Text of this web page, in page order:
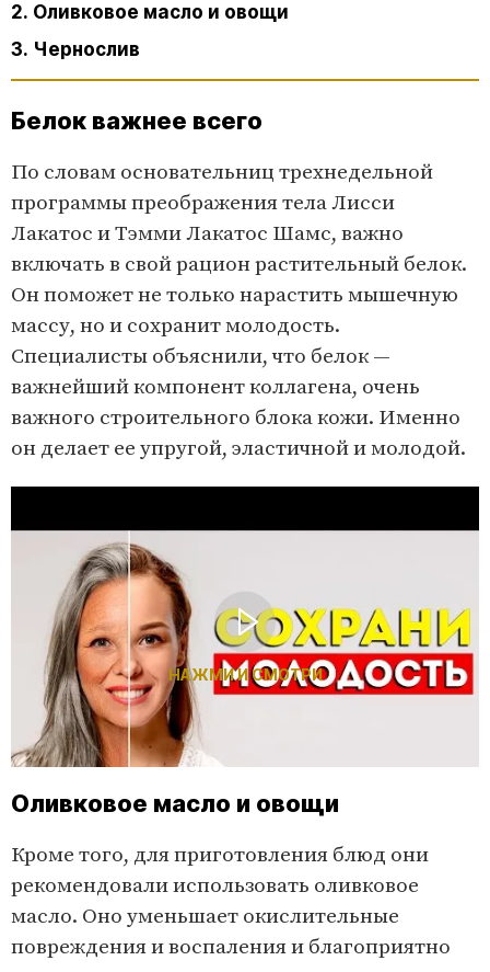
2. Оливковое масло и овощи
3. Чернослив
Белок важнее всего
По словам основательниц трехнедельной
программы преображения тела Лисси
Лакатос и Тэмми Лакатос Шамс, важно
включать в свой рацион растительный белок.
Он поможет не только нарастить мышечную
массу, но и сохранит молодость.
Специалисты объяснили, что белок —
важнейший компонент коллагена, очень
важного строительного блока кожи. Именно
он делает ее упругой, эластичной и молодой.
НАЖМИ И СМОТРИ
Оливковое масло и овощи
Кроме того, для приготовления блюд они
рекомендовали использовать оливковое
масло. Оно уменьшает окислительные
повреждения и воспаления и благоприятно